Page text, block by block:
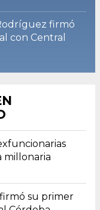
firmó
con Central
millonaria
su primer